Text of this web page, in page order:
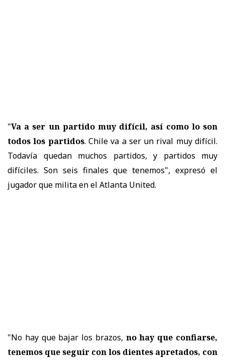
"Va a ser un partido muy difícil, así como lo son
todos los partidos. Chile va a ser un rival muy difícil.
Todavía quedan muchos partidos, y partidos muy
difíciles. Son seis finales que tenemos", expresó el
jugador que milita en el Atlanta United.
"No hay que bajar los brazos, no hay que confiarse,
tenemos que seguir con los dientes apretados, con